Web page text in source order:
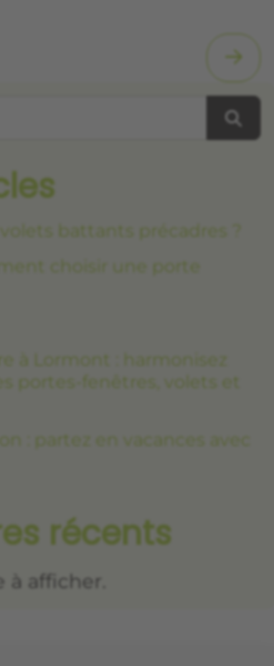
battants précadres ?
choisir une porte
à Lormont : harmonisez
portes-fenêtres, volets et
: partez en vacances avec
récents
afficher.